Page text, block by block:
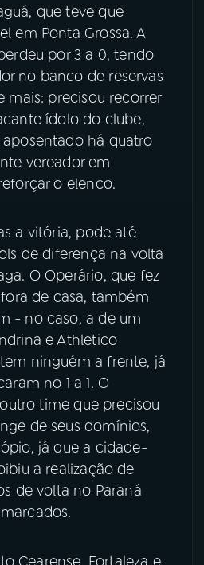
que teve que
em Ponta Grossa. A
por 3 a 0, tendo
no banco de reservas
mais: precisou recorrer
ídolo do clube,
há quatro
vereador em
o elenco.
a vitória, pode até
de diferença na volta
O Operário, que fez
de casa, também
- no caso, a de um
e Athletico
ninguém a frente, já
no 1 a 1. O
time que precisou
de seus domínios,
já que a cidade-
a realização de
de volta no Paraná